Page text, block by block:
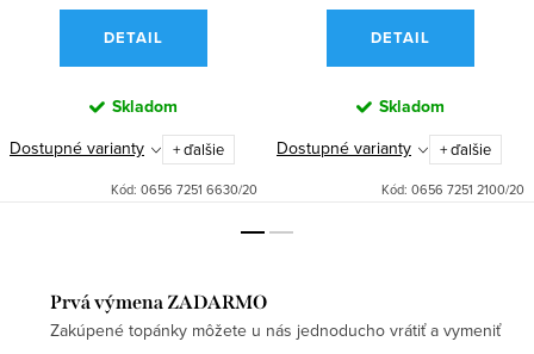
DETAIL
Skladom
Dostupné varianty + ďalšie
Kód: 0656 7251 6630/20
DETAIL
Skladom
Dostupné varianty + ďalšie
Kód: 0656 7251 2100/20
Prvá výmena ZADARMO
Zakúpené topánky môžete u nás jednoducho vrátiť a vymeniť